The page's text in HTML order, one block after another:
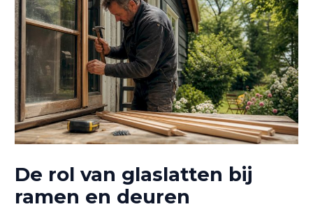
De rol van glaslatten bij
ramen en deuren